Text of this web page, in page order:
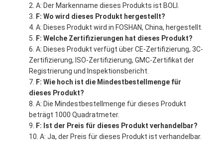
A: Der Markenname dieses Produkts ist BOLI.
F: Wo wird dieses Produkt hergestellt?
A: Dieses Produkt wird in FOSHAN, China, hergestellt.
F: Welche Zertifizierungen hat dieses Produkt?
A: Dieses Produkt verfügt über CE-Zertifizierung, 3C-
Zertifizierung, ISO-Zertifizierung, GMC-Zertifikat der
Registrierung und Inspektionsbericht.
F: Wie hoch ist die Mindestbestellmenge für
dieses Produkt?
A: Die Mindestbestellmenge für dieses Produkt
beträgt 1000 Quadratmeter.
F: Ist der Preis für dieses Produkt verhandelbar?
A: Ja, der Preis für dieses Produkt ist verhandelbar.